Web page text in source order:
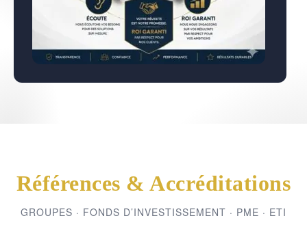
Références & Accréditations
GROUPES · FONDS D’INVESTISSEMENT · PME · ETI